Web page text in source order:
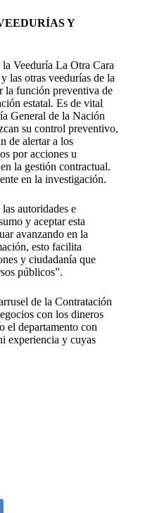
Y
Veeduría La Otra Cara
las otras veedurías de la
la función preventiva de
estatal. Es de vital
General de la Nación
su control preventivo,
de alertar a los
por acciones u
la gestión contractual.
en la investigación.
autoridades e
y aceptar esta
avanzando en la
esto facilita
y ciudadanía que
públicos”.
de la Contratación
con los dineros
el departamento con
experiencia y cuyas